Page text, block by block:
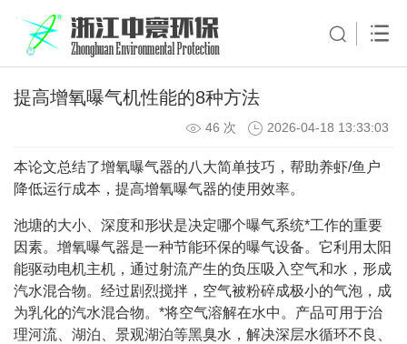
提高增氧曝气机性能的8种方法
46 次 2026-04-18 13:33:03
本论文总结了增氧曝气器的八大简单技巧，帮助养虾/鱼户
降低运行成本，提高增氧曝气器的使用效率。
池塘的大小、深度和形状是决定哪个曝气系统*工作的重要
因素。增氧曝气器是一种节能环保的曝气设备。它利用太阳
能驱动电机主机，通过射流产生的负压吸入空气和水，形成
汽水混合物。经过剧烈搅拌，空气被粉碎成极小的气泡，成
为乳化的汽水混合物。*将空气溶解在水中。产品可用于治
理河流、湖泊、景观湖泊等黑臭水，解决深层水循环不良、